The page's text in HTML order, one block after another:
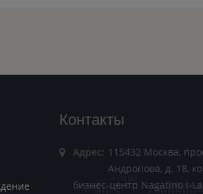
Контакты
Адрес: 115432 Москва,
Андропова, д. 18,
бизнес-центр Nagatino i-